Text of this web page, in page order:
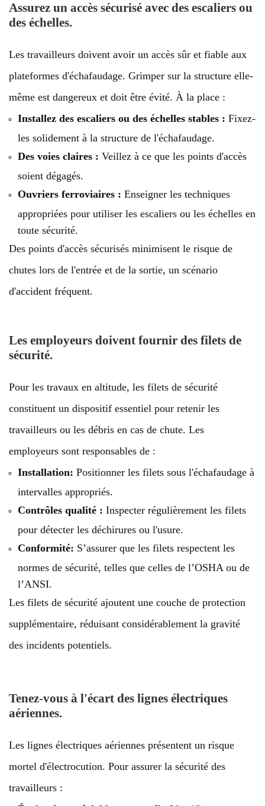
Assurez un accès sécurisé avec des escaliers ou
des échelles.
Les travailleurs doivent avoir un accès sûr et fiable aux
plateformes d'échafaudage. Grimper sur la structure elle-
même est dangereux et doit être évité. À la place :
Installez des escaliers ou des échelles stables : Fixez-
les solidement à la structure de l'échafaudage.
Des voies claires : Veillez à ce que les points d'accès
soient dégagés.
Ouvriers ferroviaires : Enseigner les techniques
appropriées pour utiliser les escaliers ou les échelles en
toute sécurité.
Des points d'accès sécurisés minimisent le risque de
chutes lors de l'entrée et de la sortie, un scénario
d'accident fréquent.
Les employeurs doivent fournir des filets de
sécurité.
Pour les travaux en altitude, les filets de sécurité
constituent un dispositif essentiel pour retenir les
travailleurs ou les débris en cas de chute. Les
employeurs sont responsables de :
Installation: Positionner les filets sous l'échafaudage à
intervalles appropriés.
Contrôles qualité : Inspecter régulièrement les filets
pour détecter les déchirures ou l'usure.
Conformité: S’assurer que les filets respectent les
normes de sécurité, telles que celles de l’OSHA ou de
l’ANSI.
Les filets de sécurité ajoutent une couche de protection
supplémentaire, réduisant considérablement la gravité
des incidents potentiels.
Tenez-vous à l'écart des lignes électriques
aériennes.
Les lignes électriques aériennes présentent un risque
mortel d'électrocution. Pour assurer la sécurité des
travailleurs :